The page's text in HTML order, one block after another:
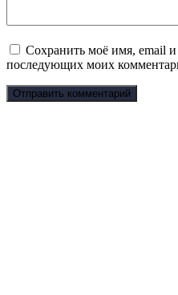
Сохранить моё имя, email и
последующих моих